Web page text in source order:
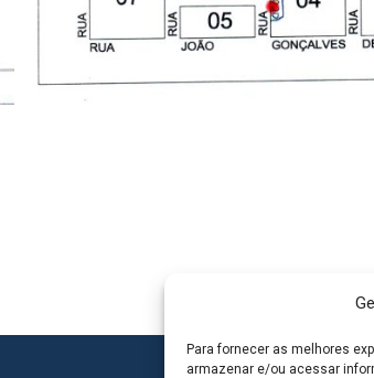
Para fornecer as melhores
armazenar e/ou acessar